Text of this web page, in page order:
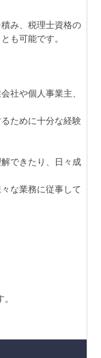
み、税理士資格の
も可能です。
社や個人事業主、
ために十分な経験
できたり、日々成
な業務に従事して